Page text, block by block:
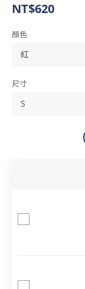
NT$620
顏色
尺寸